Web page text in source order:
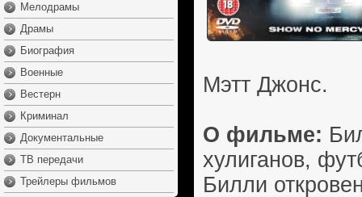
Мелодрамы
Драмы
Биография
Военные
Вестерн
Криминал
Документальные
ТВ передачи
Трейлеры фильмов
Мэтт Джонс.
О фильме:
хулиганов,
Билли